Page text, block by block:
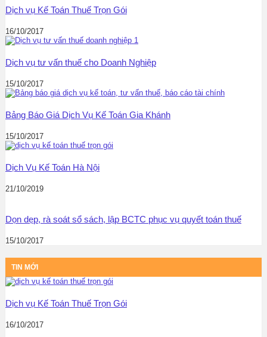
Dịch vụ Kế Toán Thuế Trọn Gói
16/10/2017
Dịch vụ tư vấn thuế cho Doanh Nghiệp
15/10/2017
Bảng Báo Giá Dịch Vụ Kế Toán Gia Khánh
15/10/2017
Dịch Vụ Kế Toán Hà Nội
21/10/2019
Dọn dẹp, rà soát sổ sách, lập BCTC phục vụ quyết toán thuế
15/10/2017
TIN MỚI
Dịch vụ Kế Toán Thuế Trọn Gói
16/10/2017